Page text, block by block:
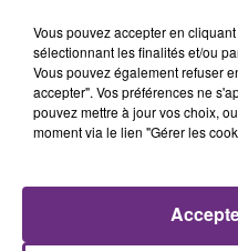
L'INSPECTION DU
L'ORDRE SUR LES
Alors que les dates de
s'est avéré être plus
les conditions de...
TITRES DIFFUSÉS
Vous pouvez accepter en
sélectionnant les finalités et/ou
Vous pouvez également refuser
accepter". Vos préférences ne
pouvez mettre à jour vos choix,
moment via le lien "Gérer les